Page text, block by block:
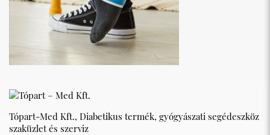
Tópart-Med Kft., Diabetikus termék, gyógyászati segédeszköz
szaküzlet és szerviz